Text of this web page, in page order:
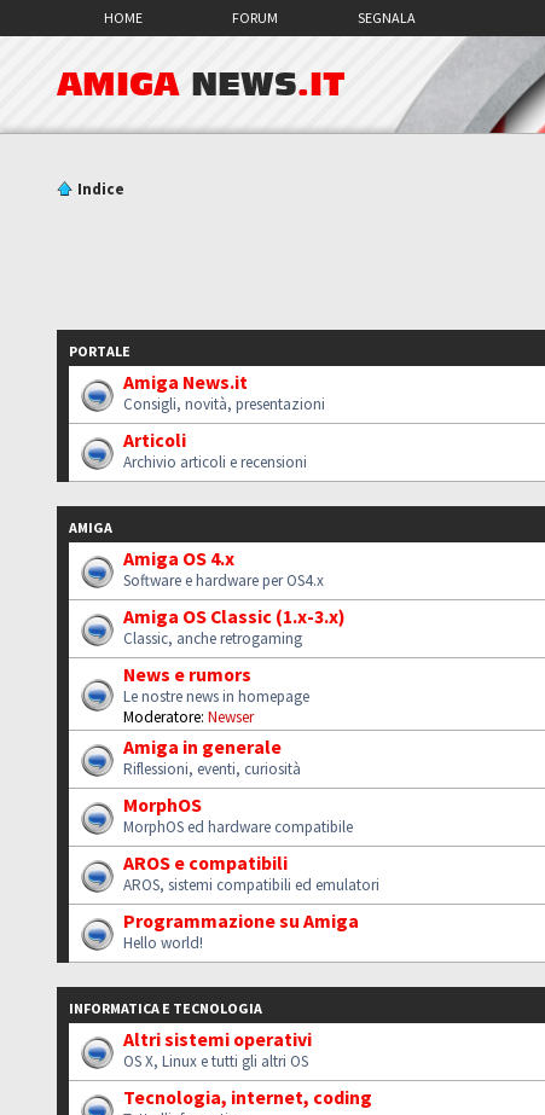
HOME FORUM SEGNALA
AMIGA NEWS.IT
Indice
PORTALE
Amiga News.it
Consigli, novità, presentazioni
Articoli
Archivio articoli e recensioni
AMIGA
Amiga OS 4.x
Software e hardware per OS4.x
Amiga OS Classic (1.x-3.x)
Classic, anche retrogaming
News e rumors
Le nostre news in homepage
Moderatore: Newser
Amiga in generale
Riflessioni, eventi, curiosità
MorphOS
MorphOS ed hardware compatibile
AROS e compatibili
AROS, sistemi compatibili ed emulatori
Programmazione su Amiga
Hello world!
INFORMATICA E TECNOLOGIA
Altri sistemi operativi
OS X, Linux e tutti gli altri OS
Tecnologia, internet, coding